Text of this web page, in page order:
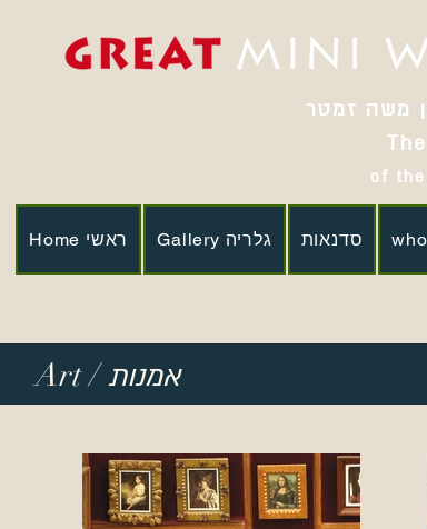
משה זמטר
of
Home ראשי Gallery גלריה סדנאות
Art /אמנות